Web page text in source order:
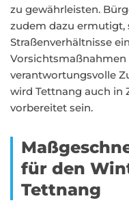
zu gewährleisten.
zudem dazu ermutigt,
Straßenverhältnisse
Vorsichtsmaßnahmen
verantwortungsvolle
wird Tettnang auch in
vorbereitet sein.
für den
Tettnang